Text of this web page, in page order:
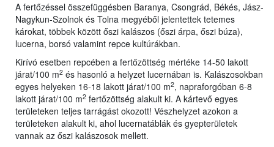
A fertőzéssel összefüggésben Baranya, Csongrád, Békés, Jász-
Nagykun-Szolnok és Tolna megyéből jelentettek tetemes
károkat, többek között őszi kalászos (őszi árpa, őszi búza),
lucerna, borsó valamint repce kultúrákban.
Kirívó esetben repcében a fertőzöttség mértéke 14-50 lakott
járat/100 m2 és hasonló a helyzet lucernában is. Kalászosokban
egyes helyeken 16-18 lakott járat/100 m2, napraforgóban 6-8
lakott járat/100 m2 fertőzöttség alakult ki. A kártevő egyes
területeken teljes tarrágást okozott! Vészhelyzet azokon a
területeken alakult ki, ahol lucernatáblák és gyepterületek
vannak az őszi kalászosok mellett.